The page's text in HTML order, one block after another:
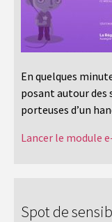
En quelques
posant autour des
porteuses d’un
Lancer le module
Spot de